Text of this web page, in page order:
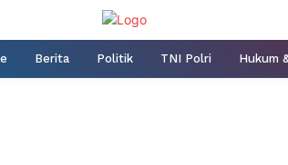
Berita Politik TNI Polri Hukum